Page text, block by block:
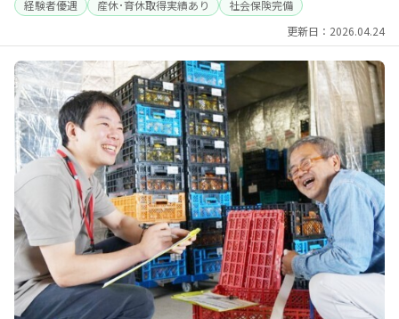
経験者優遇
産休･育休取得実績あり
社会保険完備
更新日：2026.04.24